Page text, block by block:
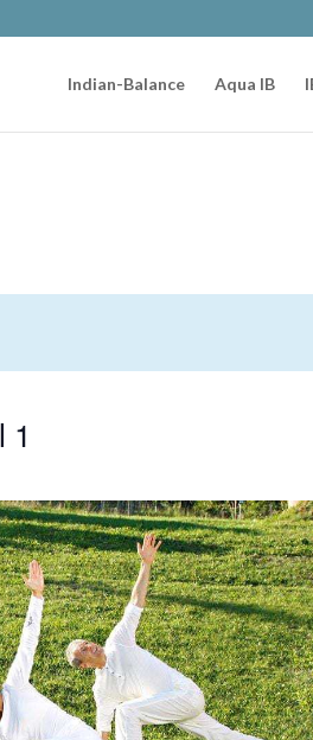
Indian-Balance Aqua IB
1